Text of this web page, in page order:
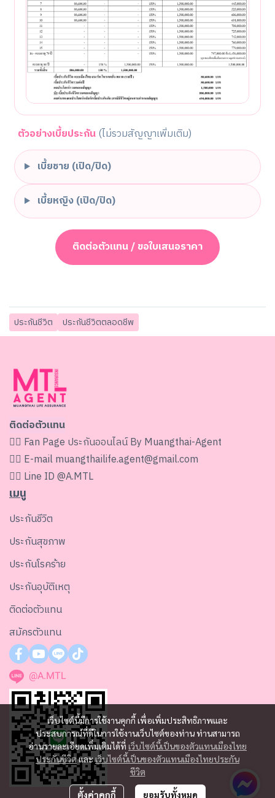
ตัวอย่างเบี้ยประกัน(ไม่รวมสัญญาเพิ่มเติม)
เบี้ยชาย (เปิด/ปิด)
เบี้ยหญิง (เปิด/ปิด)
ติดต่อตัวแทน / ขอใบเสนอราคา
ประกันชีวิต ประกันชีวิตตลอดชีพ
เว็บไซต์นี้มีการใช้งานคุกกี้ เพื่อเพิ่มประสิทธิภาพและ
ประสบการณ์ที่ดีในการใช้งานเว็บไซต์ของท่าน ท่านสามารถ
อ่านรายละเอียดเพิ่มเติมได้ที่ เว็บไซต์นี้เป็นของตัวแทนเมืองไทย
ประกันชีวิตและเว็บไซต์นี้เป็นของตัวแทนเมืองไทยประกัน
ชีวิต
ตั้งค่าคุกกี้ ยอมรับทั้งหมด
ติดต่อตัวแทน
👉🏻 Fan Page ประกันออนไลน์ By Muangthai-Agent
👉🏻 E-mailmuangthailife.agent@gmail.com
👉🏻 Line ID@A.MTL
เมนู
ประกันชีวิต
ประกันสุขภาพ
ประกันโรคร้าย
ประกันอุบัติเหตุ
ติดต่อตัวแทน
สมัครตัวแทน
@A.MTL